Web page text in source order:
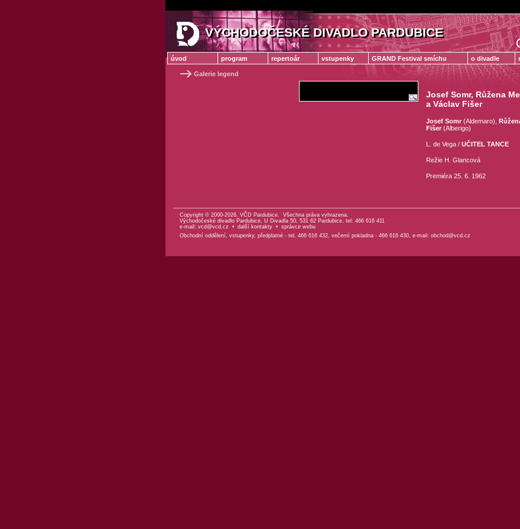
VÝCHODOČESKÉ DIVADLO PARDUBICE
VÝCHODOČESKÉ DIVADLO PARDUBICE
úvod program repertoár vstupenky GRAND Festival smíchu o divadle
Galerie legend
Josef Somr, Růžena
a Václav Fišer
Josef Somr(Aldemaro),
Fišer(Alberigo)
L. de Vega / UČITEL TANCE
Režie H. Glancová
Premiéra 25. 6. 1962
Copyright © 2000-2026, VČD Pardubice. Všechna práva vyhrazena.
Východočeské divadlo Pardubice, U Divadla 50, 531 62 Pardubice, tel: 466 616 411
e-mail: vcd@vcd.cz • další kontakty• správce webu
Obchodní oddělení, vstupenky, předplatné - tel. 466 616 432, večerní pokladna - 466 616 430, e-mail: obchod@vcd.cz